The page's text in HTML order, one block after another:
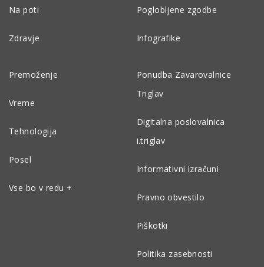
Na poti
Zdravje
Premoženje
Vreme
Tehnologija
Posel
Vse bo v redu +
Poglobljene zgodbe
Infografike
Ponudba Zavarovalnice
Triglav
Digitalna poslovalnica
i.triglav
Informativni izračuni
Pravno obvestilo
Piškotki
Politika zasebnosti